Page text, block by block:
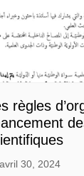
règles
avril 30, 2024